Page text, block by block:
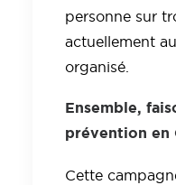
personne sur
actuellement
organisé.
Ensemble,
prévention en
Cette